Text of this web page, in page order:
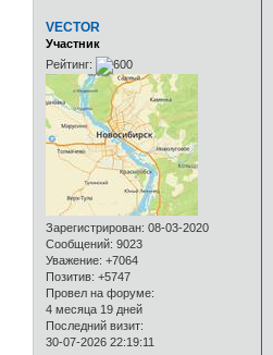
VECTOR
Участник
Рейтинг:
Зарегистрирован: 08-03-2020
Сообщений: 9023
Уважение: +7064
Позитив: +5747
Провел на форуме:
4 месяца 19 дней
Последний визит:
30-07-2026 22:19:11